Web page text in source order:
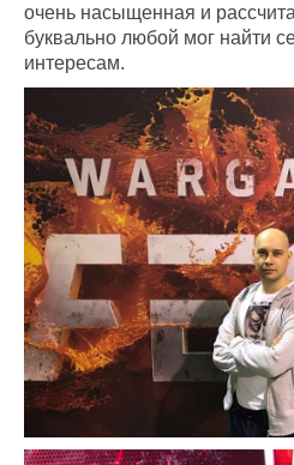
очень насыщенная и
буквально любой мог найти
интересам.